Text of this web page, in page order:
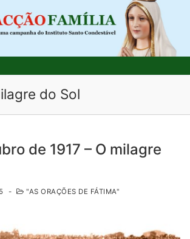
do Sol
de 1917 – O milagre
- "AS ORAÇÕES DE FÁTIMA"